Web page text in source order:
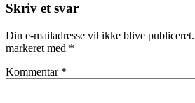
Skriv et svar
Din e-mailadresse vil ikke blive publiceret.
markeret med *
Kommentar *